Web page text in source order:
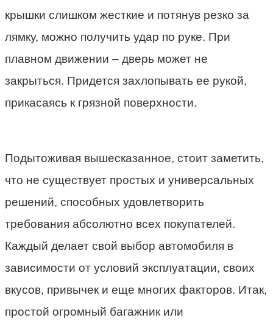
крышки слишком жесткие и потянув резко за
лямку, можно получить удар по руке. При
плавном движении – дверь может не
закрыться. Придется захлопывать ее рукой,
прикасаясь к грязной поверхности.
Подытоживая вышесказанное, стоит заметить,
что не существует простых и универсальных
решений, способных удовлетворить
требования абсолютно всех покупателей.
Каждый делает свой выбор автомобиля в
зависимости от условий эксплуатации, своих
вкусов, привычек и еще многих факторов. Итак,
простой огромный багажник или